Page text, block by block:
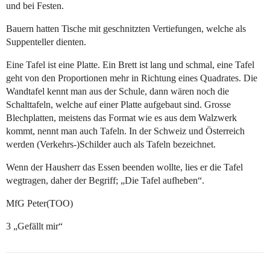
und bei Festen.
Bauern hatten Tische mit geschnitzten Vertiefungen, welche als
Suppenteller dienten.
Eine Tafel ist eine Platte. Ein Brett ist lang und schmal, eine Tafel
geht von den Proportionen mehr in Richtung eines Quadrates. Die
Wandtafel kennt man aus der Schule, dann wären noch die
Schalttafeln, welche auf einer Platte aufgebaut sind. Grosse
Blechplatten, meistens das Format wie es aus dem Walzwerk
kommt, nennt man auch Tafeln. In der Schweiz und Österreich
werden (Verkehrs-)Schilder auch als Tafeln bezeichnet.
Wenn der Hausherr das Essen beenden wollte, lies er die Tafel
wegtragen, daher der Begriff; „Die Tafel aufheben“.
MfG Peter(TOO)
3 „Gefällt mir“